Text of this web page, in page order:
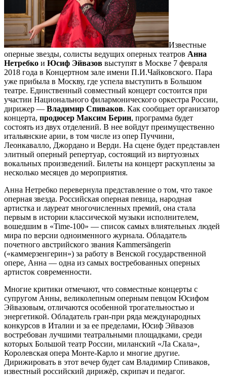
Известные
оперные звезды, солисты ведущих оперных театров Анна
Нетребко и Юсиф Эйвазов выступят в Москве 7 февраля
2018 года в Концертном зале имени П.И.Чайковского. Пара
уже прибыла в Москву, где успела выступить в Большом
театре. Единственный совместный концерт состоится при
участии Национального филармонического оркестра России,
дирижер — Владимир Спиваков. Как сообщает организатор
концерта, продюсер Максим Берин, программа будет
состоять из двух отделений. В нее войдут преимущественно
итальянские арии, в том числе из опер Пуччини,
Леонкавалло, Джордано и Верди. На сцене будет представлен
элитный оперный репертуар, состоящий из виртуозных
вокальных произведений. Билеты на концерт раскуплены за
несколько месяцев до мероприятия.
Анна Нетребко перевернула представление о том, что такое
оперная звезда. Российская оперная певица, народная
артистка и лауреат многочисленных премий, она стала
первым в истории классической музыки исполнителем,
вошедшим в «Time-100» — список самых влиятельных людей
мира по версии одноименного журнала. Обладатель
почетного австрийского звания Kammersängerin
(«каммерзенгерин») за работу в Венской государственной
опере, Анна — одна из самых востребованных оперных
артисток современности.
Многие критики отмечают, что совместные концерты с
супругом Анны, великолепным оперным певцом Юсифом
Эйвазовым, отличаются особенной трогательностью и
энергетикой. Обладатель гран-при ряда международных
конкурсов в Италии и за ее пределами, Юсиф Эйвазов
востребован лучшими театральными площадками, среди
которых Большой театр России, миланский «Ла Скала»,
Королевская опера Монте-Карло и многие другие.
Дирижировать в этот вечер будет сам Владимир Спиваков,
известный российский дирижёр, скрипач и педагог.